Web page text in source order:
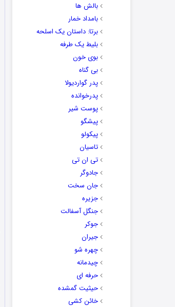
بالش ها
بامداد خمار
برتا: داستان یک اسلحه
بلیط یک‌‌ طرفه
بوی خون
بی گناه
پدر گواردیولا
پدرخوانده
پوست شیر
پیشگو
پیکولو
تاسیان
تی ان تی
جادوگر
جان سخت
جزیره
جنگل آسفالت
جوکر
جیران
چهره شو
چیدمانه
حرفه ای
حیثیت گمشده
خائن کشی